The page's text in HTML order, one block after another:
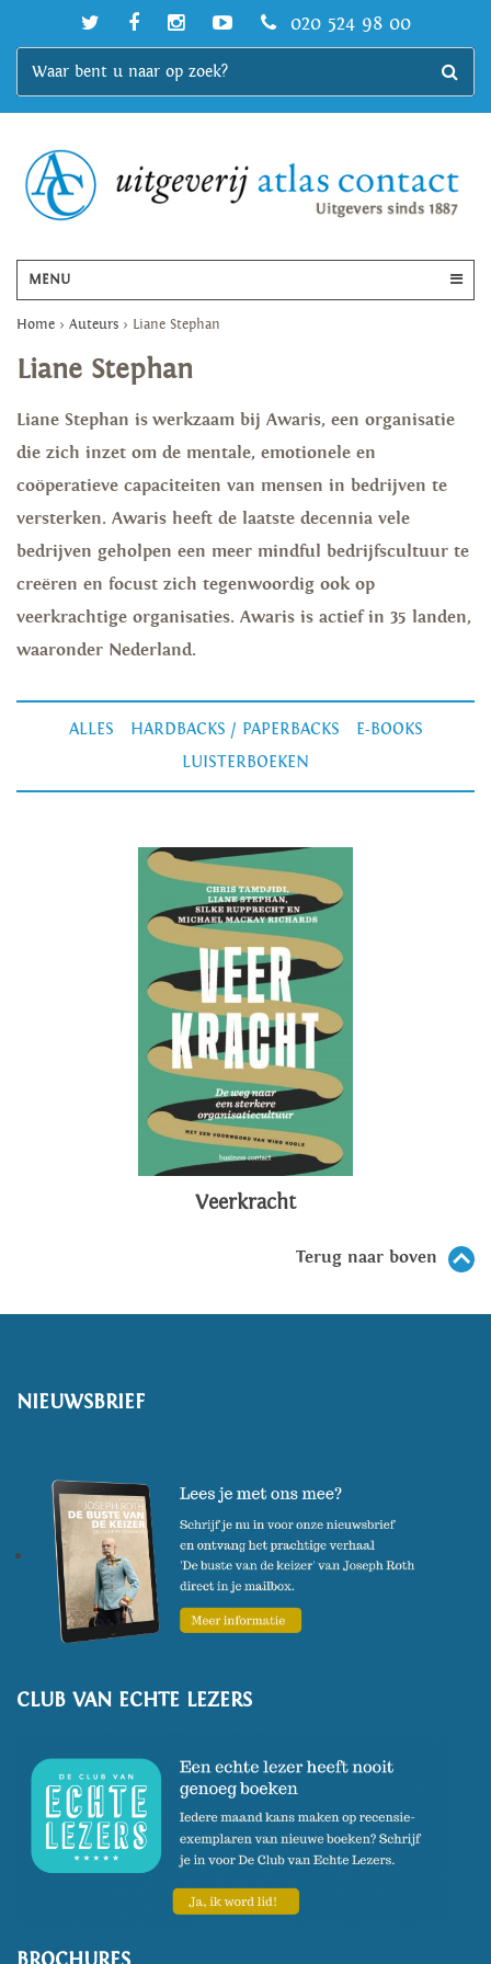
020 524 98 00
MENU
Home > Auteurs > Liane Stephan
Liane Stephan
Liane Stephan is werkzaam bij Awaris, een organisatie
die zich inzet om de mentale, emotionele en
coöperatieve capaciteiten van mensen in bedrijven te
versterken. Awaris heeft de laatste decennia vele
bedrijven geholpen een meer mindful bedrijfscultuur te
creëren en focust zich tegenwoordig ook op
veerkrachtige organisaties. Awaris is actief in 35 landen,
waaronder Nederland.
ALLES HARDBACKS / PAPERBACKS
E-BOOKS
LUISTERBOEKEN
Veerkracht
Terug naar boven
NIEUWSBRIEF
CLUB VAN ECHTE LEZERS